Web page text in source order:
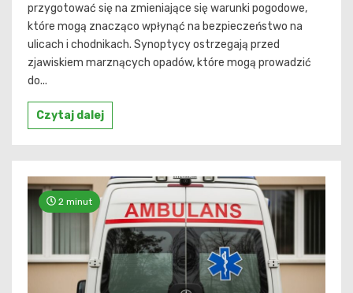
przygotować się na zmieniające się warunki pogodowe,
które mogą znacząco wpłynąć na bezpieczeństwo na
ulicach i chodnikach. Synoptycy ostrzegają przed
zjawiskiem marznących opadów, które mogą prowadzić
do...
Czytaj dalej
2 minut